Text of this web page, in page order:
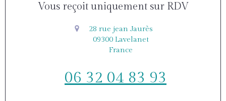
Vous reçoit uniquement sur RDV
28 rue jean Jaurès
09300 Lavelanet
France
06 32 04 83 93